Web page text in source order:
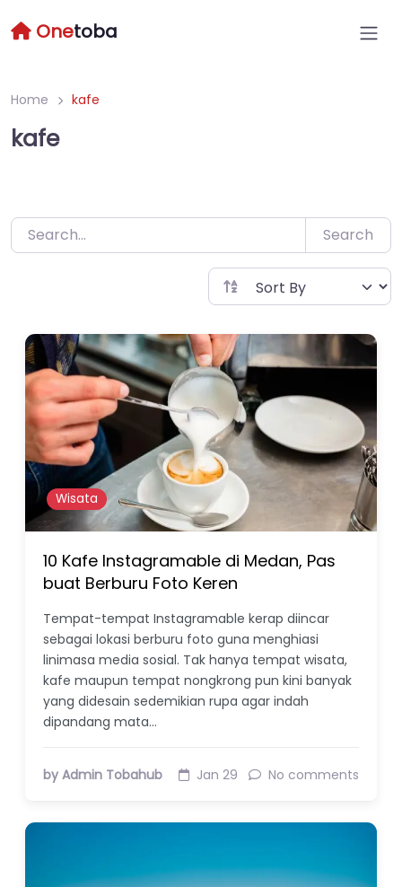
to
Onetoba
Home kafe
kafe
Search
Wisata
10 Kafe Instagramable di Medan, Pas
buat Berburu Foto Keren
Tempat-tempat Instagramable kerap diincar
sebagai lokasi berburu foto guna menghiasi
linimasa media sosial. Tak hanya tempat wisata,
kafe maupun tempat nongkrong pun kini banyak
yang didesain sedemikian rupa agar indah
dipandang mata…
by Admin Tobahub Jan 29 No comments